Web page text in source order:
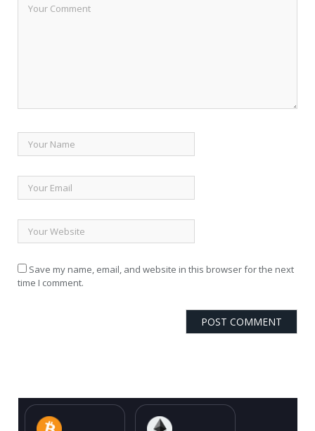
Save my name, email, and website in this browser for the next
time I comment.